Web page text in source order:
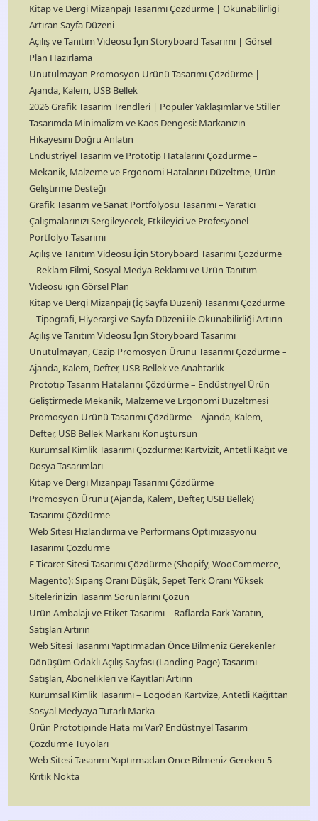
Kitap ve Dergi Mizanpajı Tasarımı Çözdürme | Okunabilirliği
Artıran Sayfa Düzeni
Açılış ve Tanıtım Videosu İçin Storyboard Tasarımı | Görsel
Plan Hazırlama
Unutulmayan Promosyon Ürünü Tasarımı Çözdürme |
Ajanda, Kalem, USB Bellek
2026 Grafik Tasarım Trendleri | Popüler Yaklaşımlar ve Stiller
Tasarımda Minimalizm ve Kaos Dengesi: Markanızın
Hikayesini Doğru Anlatın
Endüstriyel Tasarım ve Prototip Hatalarını Çözdürme –
Mekanik, Malzeme ve Ergonomi Hatalarını Düzeltme, Ürün
Geliştirme Desteği
Grafik Tasarım ve Sanat Portfolyosu Tasarımı – Yaratıcı
Çalışmalarınızı Sergileyecek, Etkileyici ve Profesyonel
Portfolyo Tasarımı
Açılış ve Tanıtım Videosu İçin Storyboard Tasarımı Çözdürme
– Reklam Filmi, Sosyal Medya Reklamı ve Ürün Tanıtım
Videosu için Görsel Plan
Kitap ve Dergi Mizanpajı (İç Sayfa Düzeni) Tasarımı Çözdürme
– Tipografi, Hiyerarşi ve Sayfa Düzeni ile Okunabilirliği Artırın
Açılış ve Tanıtım Videosu İçin Storyboard Tasarımı
Unutulmayan, Cazip Promosyon Ürünü Tasarımı Çözdürme –
Ajanda, Kalem, Defter, USB Bellek ve Anahtarlık
Prototip Tasarım Hatalarını Çözdürme – Endüstriyel Ürün
Geliştirmede Mekanik, Malzeme ve Ergonomi Düzeltmesi
Promosyon Ürünü Tasarımı Çözdürme – Ajanda, Kalem,
Defter, USB Bellek Markanı Konuştursun
Kurumsal Kimlik Tasarımı Çözdürme: Kartvizit, Antetli Kağıt ve
Dosya Tasarımları
Kitap ve Dergi Mizanpajı Tasarımı Çözdürme
Promosyon Ürünü (Ajanda, Kalem, Defter, USB Bellek)
Tasarımı Çözdürme
Web Sitesi Hızlandırma ve Performans Optimizasyonu
Tasarımı Çözdürme
E-Ticaret Sitesi Tasarımı Çözdürme (Shopify, WooCommerce,
Magento): Sipariş Oranı Düşük, Sepet Terk Oranı Yüksek
Sitelerinizin Tasarım Sorunlarını Çözün
Ürün Ambalajı ve Etiket Tasarımı – Raflarda Fark Yaratın,
Satışları Artırın
Web Sitesi Tasarımı Yaptırmadan Önce Bilmeniz Gerekenler
Dönüşüm Odaklı Açılış Sayfası (Landing Page) Tasarımı –
Satışları, Abonelikleri ve Kayıtları Artırın
Kurumsal Kimlik Tasarımı – Logodan Kartvize, Antetli Kağıttan
Sosyal Medyaya Tutarlı Marka
Ürün Prototipinde Hata mı Var? Endüstriyel Tasarım
Çözdürme Tüyoları
Web Sitesi Tasarımı Yaptırmadan Önce Bilmeniz Gereken 5
Kritik Nokta